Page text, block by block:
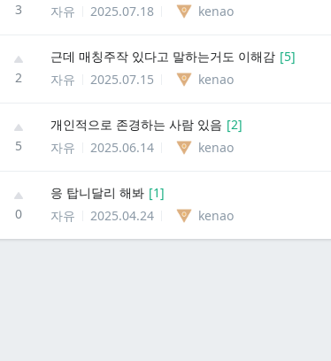
3
자유
2025.07.18 kenao
2
근데 매칭주작 있다고 말하는거도 이해감 [5]
자유
2025.07.15 kenao
5
개인적으로 존경하는 사람 있음 [2]
자유
2025.06.14 kenao
0
응 탑니달리 해봐 [1]
자유
2025.04.24 kenao